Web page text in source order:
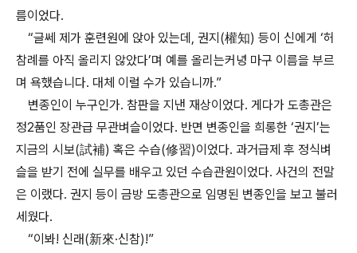
름이었다.
“글쎄 제가 훈련원에 앉아 있는데, 권지(權知) 등이 신에게 ‘허
참례를 아직 올리지 않았다’며 예를 올리는커녕 마구 이름을 부르
며 욕했습니다. 대체 이럴 수가 있습니까.”
변종인이 누구인가. 참판을 지낸 재상이었다. 게다가 도총관은
정2품인 장관급 무관벼슬이었다. 반면 변종인을 희롱한 ‘권지’는
지금의 시보(試補) 혹은 수습(修習)이었다. 과거급제 후 정식벼
슬을 받기 전에 실무를 배우고 있던 수습관원이었다. 사건의 전말
은 이랬다. 권지 등이 금방 도총관으로 임명된 변종인을 보고 불러
세웠다.
“이봐! 신래(新來·신참)!”